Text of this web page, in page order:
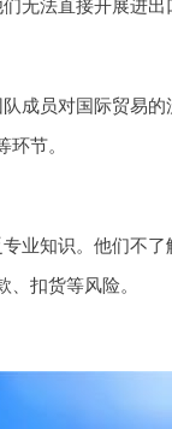
无法直接开展进
成员对国际贸易
节。
业知识。他们不
扣货等风险。